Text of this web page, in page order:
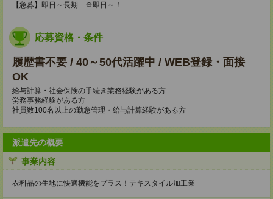
【急募】即日～長期 ※即日～！
応募資格・条件
履歴書不要 / 40～50代活躍中 / WEB登録・面接
OK
給与計算・社会保険の手続き業務経験がある方
労務事務経験がある方
社員数100名以上の勤怠管理・給与計算経験がある方
派遣先の概要
事業内容
衣料品の生地に快適機能をプラス！テキスタイル加工業